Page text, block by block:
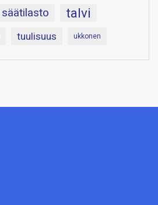
säätilasto talvi
tuulisuus ukkonen